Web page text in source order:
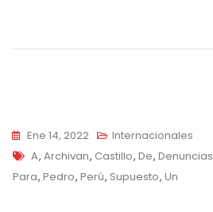
de
Ene 14, 2022
Internacionales
Tags
A, Archivan, Castillo, De, Denuncias
Para, Pedro, Perú, Supuesto, Un